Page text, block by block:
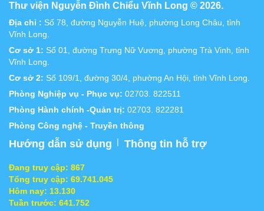
Thư viện Nguyễn Đình Chiểu Vĩnh Long © 2026.
Địa chỉ : Số 78, đường Nguyễn Huệ, phường Long Châu, tỉnh
Vĩnh Long.
Cơ sở 1: Số 01, đường Trưng Nữ Vương, phường Trà Vinh, tỉnh
Vĩnh Long.
Cơ sở 2: Số 109/1, đường 30/4, phường An Hội, tỉnh Vĩnh Long.
Phòng Nghiệp vụ - Phục vụ: 02703. 822511
Phòng Hành chính -Quản trị: 02703. 822281
Phòng Công nghệ - Truyền thông
Hướng dẫn sử dụng | Thông tin hỗ trợ
Đang truy cập: 867
Tổng truy cập: 69.741.045
Hôm nay: 13.130
Tuần trước: 641.752